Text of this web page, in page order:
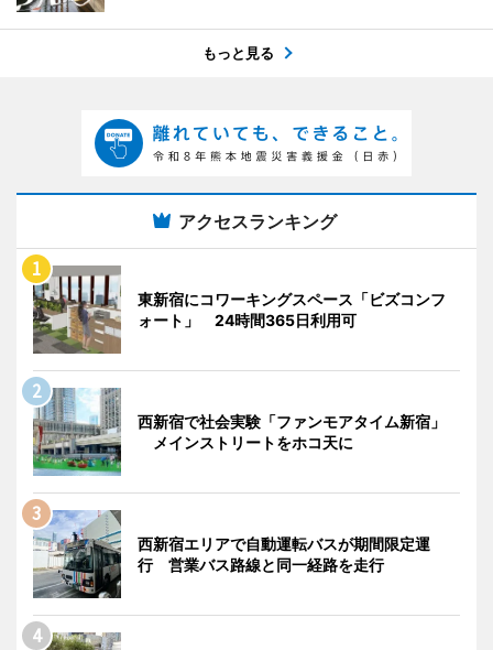
もっと見る
アクセスランキング
東新宿にコワーキングスペース「ビズコンフ
ォート」 24時間365日利用可
西新宿で社会実験「ファンモアタイム新宿」
メインストリートをホコ天に
西新宿エリアで自動運転バスが期間限定運
行 営業バス路線と同一経路を走行